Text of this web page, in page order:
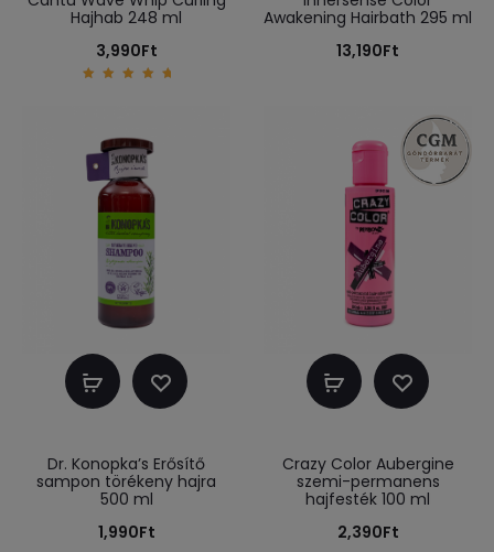
Hajhab 248 ml
3,990Ft
Awakening Hairbath 295 ml
13,190Ft
Kosárba
Dr. Konopka’s Erősítő
sampon törékeny hajra
500 ml
1,990Ft
Kosárba
Crazy Color Aubergine
szemi-permanens
hajfesték 100 ml
2,390Ft